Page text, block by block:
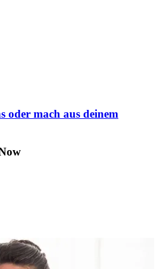
oder mach aus deinem